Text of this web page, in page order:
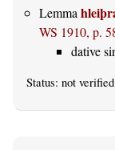
Lemma
WS 1910, p.
dative
Status: not